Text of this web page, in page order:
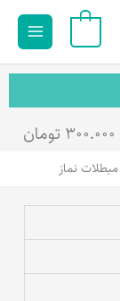
Main
مبطلات نماز